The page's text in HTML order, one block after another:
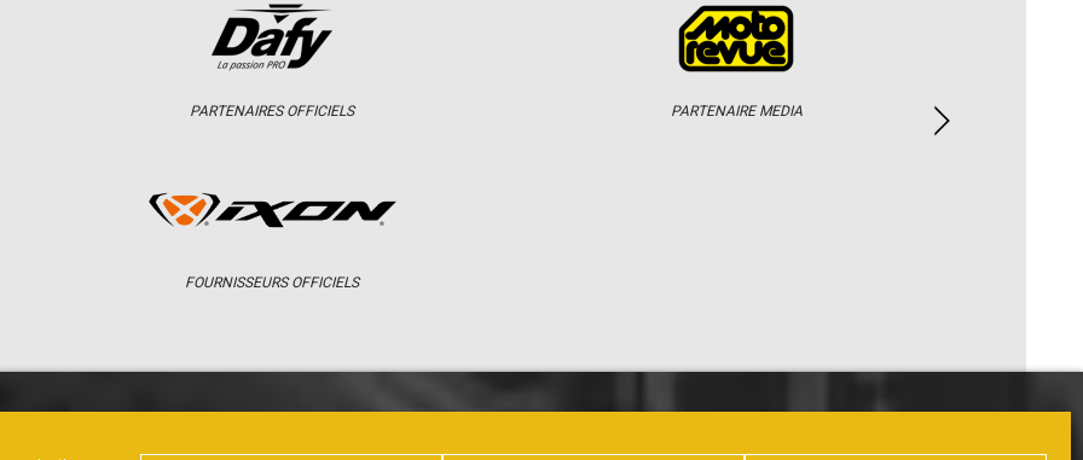
PARTENAIRES OFFICIELS
FOURNISSEURS OFFICIELS
PARTENAIRE MEDIA
CHAMPIONNAT RÉSULTATS PHOTOS / WEB TV PARTENAIRES